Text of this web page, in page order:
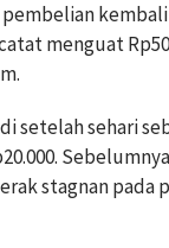
menguat
setelah sehari
stagnan pada